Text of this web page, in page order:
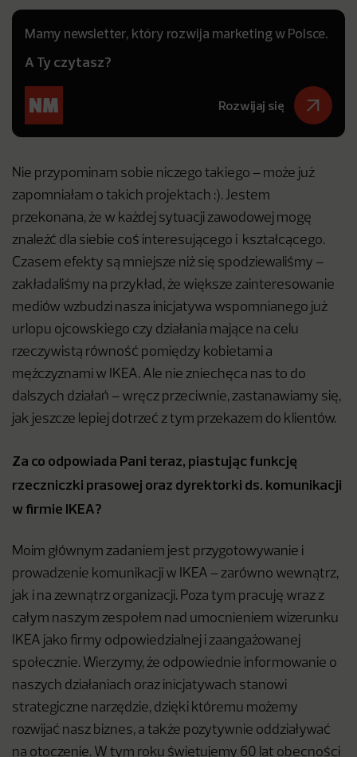
Mamy newsletter, który rozwija marketing w Polsce.
A Ty czytasz?
Rozwijaj się
Nie przypominam sobie niczego takiego – może już
zapomniałam o takich projektach :). Jestem
przekonana, że w każdej sytuacji zawodowej mogę
znaleźć dla siebie coś interesującego i kształcącego.
Czasem efekty są mniejsze niż się spodziewaliśmy –
zakładaliśmy na przykład, że większe zainteresowanie
mediów wzbudzi nasza inicjatywa wspomnianego już
urlopu ojcowskiego czy działania mające na celu
rzeczywistą równość pomiędzy kobietami a
mężczyznami w IKEA. Ale nie zniechęca nas to do
dalszych działań – wręcz przeciwnie, zastanawiamy się,
jak jeszcze lepiej dotrzeć z tym przekazem do klientów.
Za co odpowiada Pani teraz, piastując funkcję
rzeczniczki prasowej oraz dyrektorki ds. komunikacji
w firmie IKEA?
Moim głównym zadaniem jest przygotowywanie i
prowadzenie komunikacji w IKEA – zarówno wewnątrz,
jak i na zewnątrz organizacji. Poza tym pracuję wraz z
całym naszym zespołem nad umocnieniem wizerunku
IKEA jako firmy odpowiedzialnej i zaangażowanej
społecznie. Wierzymy, że odpowiednie informowanie o
naszych działaniach oraz inicjatywach stanowi
strategiczne narzędzie, dzięki któremu możemy
rozwijać nasz biznes, a także pozytywnie oddziaływać
na otoczenie. W tym roku świętujemy 60 lat obecności